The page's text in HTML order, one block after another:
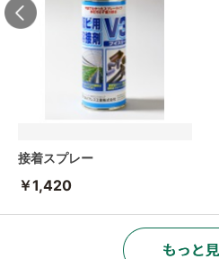
接着スプレー
￥1,420